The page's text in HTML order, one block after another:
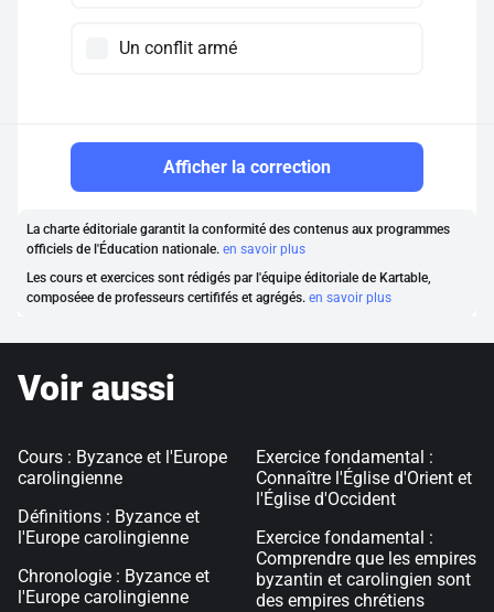
Un conflit armé
Afficher la correction
La charte éditoriale garantit la conformité des contenus aux programmes
officiels de l'Éducation nationale. en savoir plus
Les cours et exercices sont rédigés par l'équipe éditoriale de Kartable,
composéee de professeurs certififés et agrégés. en savoir plus
Voir aussi
Cours : Byzance et l'Europe
carolingienne
Définitions : Byzance et
l'Europe carolingienne
Chronologie : Byzance et
l'Europe carolingienne
Exercice fondamental :
Connaître l'Église d'Orient et
l'Église d'Occident
Exercice fondamental :
Comprendre que les empires
byzantin et carolingien sont
des empires chrétiens